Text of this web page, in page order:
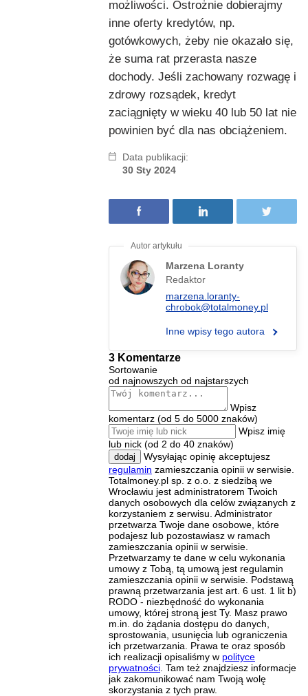
możliwości. Ostrożnie dobierajmy
inne oferty kredytów, np.
gotówkowych, żeby nie okazało się,
że suma rat przerasta nasze
dochody. Jeśli zachowany rozwagę i
zdrowy rozsądek, kredyt
zaciągnięty w wieku 40 lub 50 lat nie
powinien być dla nas obciążeniem.
Data publikacji:
30 Sty 2024
Marzena Loranty
Redaktor
marzena.loranty-
chrobok@totalmoney.pl
Inne wpisy tego autora
3 Komentarze
Sortowanie
od najnowszych od najstarszych
Wpisz
komentarz (od 5 do 5000 znaków)
Wpisz imię
lub nick (od 2 do 40 znaków)
dodaj
Wysyłając opinię akceptujesz
regulamin zamieszczania opinii w serwisie.
Totalmoney.pl sp. z o.o. z siedzibą we
Wrocławiu jest administratorem Twoich
danych osobowych dla celów związanych z
korzystaniem z serwisu. Administrator
przetwarza Twoje dane osobowe, które
podajesz lub pozostawiasz w ramach
zamieszczania opinii w serwisie.
Przetwarzamy te dane w celu wykonania
umowy z Tobą, tą umową jest regulamin
zamieszczania opinii w serwisie. Podstawą
prawną przetwarzania jest art. 6 ust. 1 lit b)
RODO - niezbędność do wykonania
umowy, której stroną jest Ty. Masz prawo
m.in. do żądania dostępu do danych,
sprostowania, usunięcia lub ograniczenia
ich przetwarzania. Prawa te oraz sposób
ich realizacji opisaliśmy w polityce
prywatności . Tam też znajdziesz informacje
jak zakomunikować nam Twoją wolę
skorzystania z tych praw.